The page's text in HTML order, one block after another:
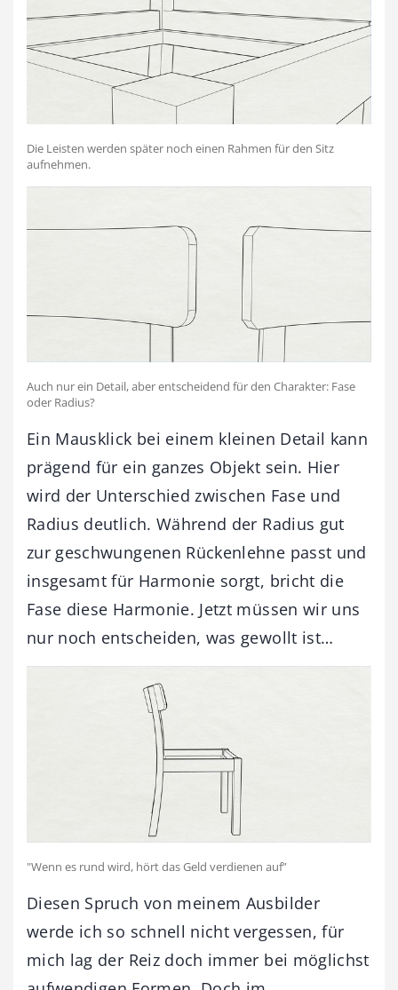
Die Leisten werden später noch einen Rahmen für den Sitz
aufnehmen.
Auch nur ein Detail, aber entscheidend für den Charakter: Fase
oder Radius?
Ein Mausklick bei einem kleinen Detail kann
prägend für ein ganzes Objekt sein. Hier
wird der Unterschied zwischen Fase und
Radius deutlich. Während der Radius gut
zur geschwungenen Rückenlehne passt und
insgesamt für Harmonie sorgt, bricht die
Fase diese Harmonie. Jetzt müssen wir uns
nur noch entscheiden, was gewollt ist…
"Wenn es rund wird, hört das Geld verdienen auf”
Diesen Spruch von meinem Ausbilder
werde ich so schnell nicht vergessen, für
mich lag der Reiz doch immer bei möglichst